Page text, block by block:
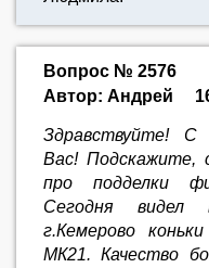
Вопрос № 2576
Автор: Андрей
Здравствуйте! С
Вас! Подскажите,
про подделки
Сегодня видел
г.Кемерово
МК21. Качество